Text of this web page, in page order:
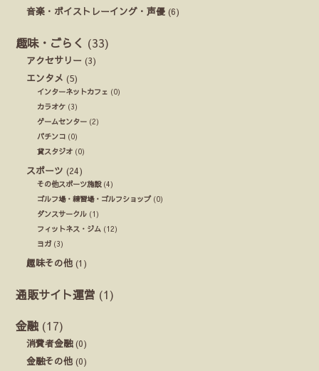
音楽・ボイストレーイング・声優 (6)
趣味・ごらく (33)
アクセサリー (3)
エンタメ (5)
インターネットカフェ (0)
カラオケ (3)
ゲームセンター (2)
パチンコ (0)
貸スタジオ (0)
スポーツ (24)
その他スポーツ施設(4)
ゴルフ場・練習場・ゴルフショップ(0)
ダンスサークル (1)
フィットネス・ジム (12)
ヨガ (3)
趣味その他 (1)
通販サイト運営 (1)
金融 (17)
消費者金融(0)
金融その他 (0)